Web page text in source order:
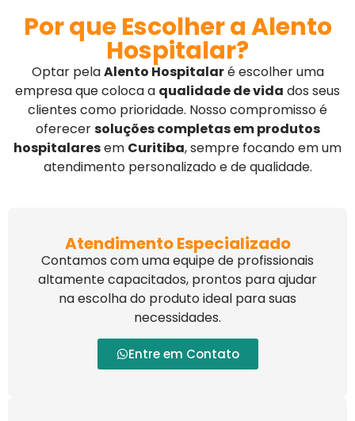
Por que Escolher a Alento
Hospitalar?
Optar pelaAlento Hospitalaré escolher uma
empresa que coloca a qualidade de vida dos seus
clientes como prioridade. Nosso compromisso é
oferecersoluções completas em produtos
hospitalaresem Curitiba, sempre focando em um
atendimento personalizado e de qualidade.
Atendimento Especializado
Contamos com uma equipe de profissionais
altamente capacitados, prontos para ajudar
na escolha do produto ideal para suas
necessidades.
Entre em Contato